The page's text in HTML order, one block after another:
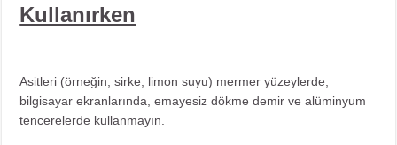
Kullanırken
Asitleri (örneğin, sirke, limon suyu) mermer yüzeylerde,
bilgisayar ekranlarında, emayesiz dökme demir ve alüminyum
tencerelerde kullanmayın.